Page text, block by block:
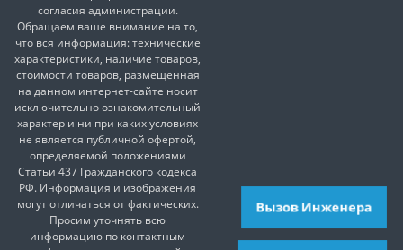
согласия администрации.
Обращаем ваше внимание на то,
что вся информация: технические
характеристики, наличие товаров,
стоимости товаров, размещенная
на данном интернет-сайте носит
исключительно ознакомительный
характер и ни при каких условиях
не является публичной офертой,
определяемой положениями
Статьи 437 Гражданского кодекса
РФ. Информация и изображения
могут отличаться от фактических.
Просим уточнять всю
информацию по контактным
Вызов Инженера